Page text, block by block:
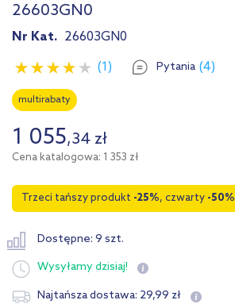
26603GN0
Nr Kat. 26603GN0
(1)
Pytania (4)
multirabaty
1 055,34 zł
Cena katalogowa: 1 353 zł
Trzeci tańszy produkt -25%, czwarty -50%
Dostępne: 9 szt.
Wysyłamydzisiaj!
Najtańsza dostawa: 29,99 zł